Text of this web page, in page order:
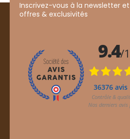
Inscrivez-vous à la newsletter
offres & exclusivités